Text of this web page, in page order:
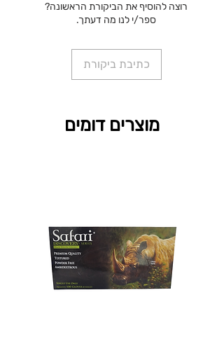
רוצה להוסיף את הביקורת הראשונה?
ספר/י לנו מה דעתך.
כתיבת ביקורת
מוצרים דומים